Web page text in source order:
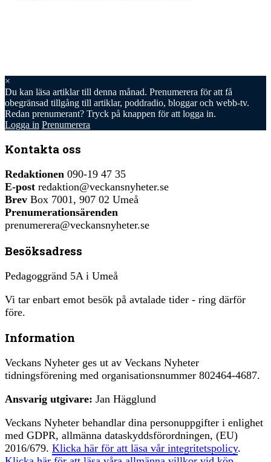
×
Du kan läsa artiklar till denna månad. Prenumerera för att få
obegränsad tillgång till artiklar, poddradio, bloggar och webb-tv.
Redan prenumerant? Tryck på knappen för att logga in.
Logga in Prenumerera
Kontakta oss
Redaktionen 090-19 47 35
E-post redaktion@veckansnyheter.se
Brev Box 7001, 907 02 Umeå
Prenumerationsärenden
prenumerera@veckansnyheter.se
Besöksadress
Pedagoggränd 5A i Umeå
Vi tar enbart emot besök på avtalade tider - ring därför
före.
Information
Veckans Nyheter ges ut av Veckans Nyheter
tidningsförening med organisationsnummer 802464-4687.
Ansvarig utgivare: Jan Hägglund
Veckans Nyheter behandlar dina personuppgifter i enlighet
med GDPR, allmänna dataskyddsförordningen, (EU)
2016/679. Klicka här för att läsa vår integritetspolicy.